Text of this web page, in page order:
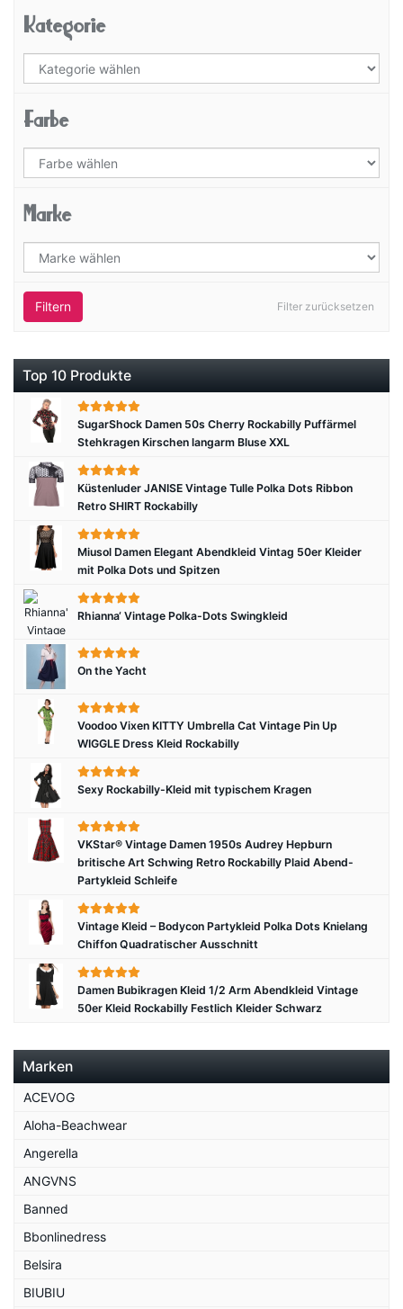
Kategorie
Farbe
Marke
Filter zurücksetzen
Filtern
Top 10 Produkte
SugarShock Damen 50s Cherry Rockabilly Puffärmel
Stehkragen Kirschen langarm Bluse XXL
Küstenluder JANISE Vintage Tulle Polka Dots Ribbon
Retro SHIRT Rockabilly
Miusol Damen Elegant Abendkleid Vintag 50er Kleider
mit Polka Dots und Spitzen
Rhianna‘ Vintage Polka-Dots Swingkleid
On the Yacht
Voodoo Vixen KITTY Umbrella Cat Vintage Pin Up
WIGGLE Dress Kleid Rockabilly
Sexy Rockabilly-Kleid mit typischem Kragen
VKStar® Vintage Damen 1950s Audrey Hepburn
britische Art Schwing Retro Rockabilly Plaid Abend-
Partykleid Schleife
Vintage Kleid – Bodycon Partykleid Polka Dots Knielang
Chiffon Quadratischer Ausschnitt
Damen Bubikragen Kleid 1/2 Arm Abendkleid Vintage
50er Kleid Rockabilly Festlich Kleider Schwarz
Marken
ACEVOG
Aloha-Beachwear
Angerella
ANGVNS
Banned
Bbonlinedress
Belsira
BIUBIU